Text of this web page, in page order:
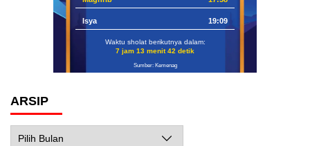
Isya 19:09
Waktu sholat berikutnya dalam:
7 jam 13 menit 41 detik
Sumber: Kemenag
ARSIP